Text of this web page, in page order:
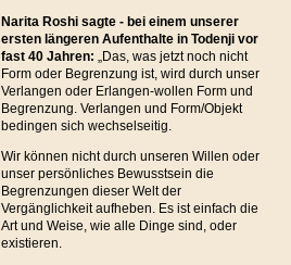
Narita Roshi sagte - bei einem unserer
ersten längeren Aufenthalte in Todenji vor
fast 40 Jahren: „Das, was jetzt noch nicht
Form oder Begrenzung ist, wird durch unser
Verlangen oder Erlangen-wollen Form und
Begrenzung. Verlangen und Form/Objekt
bedingen sich wechselseitig.
Wir können nicht durch unseren Willen oder
unser persönliches Bewusstsein die
Begrenzungen dieser Welt der
Vergänglichkeit aufheben. Es ist einfach die
Art und Weise, wie alle Dinge sind, oder
existieren.